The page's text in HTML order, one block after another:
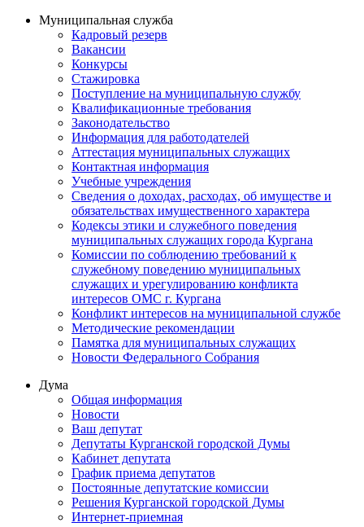
Муниципальная служба
Кадровый резерв
Вакансии
Конкурсы
Стажировка
Поступление на муниципальную службу
Квалификационные требования
Законодательство
Информация для работодателей
Аттестация муниципальных служащих
Контактная информация
Учебные учреждения
Сведения о доходах, расходах, об имуществе и
обязательствах имущественного характера
Кодексы этики и служебного поведения
муниципальных служащих города Кургана
Комиссии по соблюдению требований к
служебному поведению муниципальных
служащих и урегулированию конфликта
интересов ОМС г. Кургана
Конфликт интересов на муниципальной службе
Методические рекомендации
Памятка для муниципальных служащих
Новости Федерального Cобрания
Дума
Общая информация
Новости
Ваш депутат
Депутаты Курганской городской Думы
Кабинет депутата
График приема депутатов
Постоянные депутатские комиссии
Решения Курганской городской Думы
Интернет-приемная